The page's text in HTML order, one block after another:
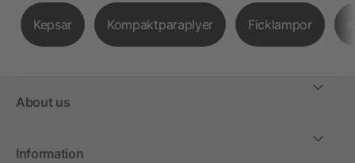
Kepsar Kompaktparaplyer Ficklampor
About us
Information